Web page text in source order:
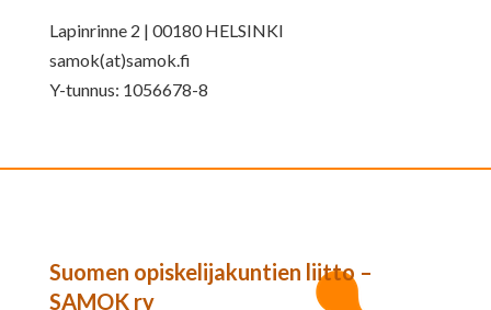
Lapinrinne 2 | 00180 HELSINKI
samok(at)samok.fi
Y-tunnus: 1056678-8
Suomen opiskelijakuntien liitto –
SAMOK ry